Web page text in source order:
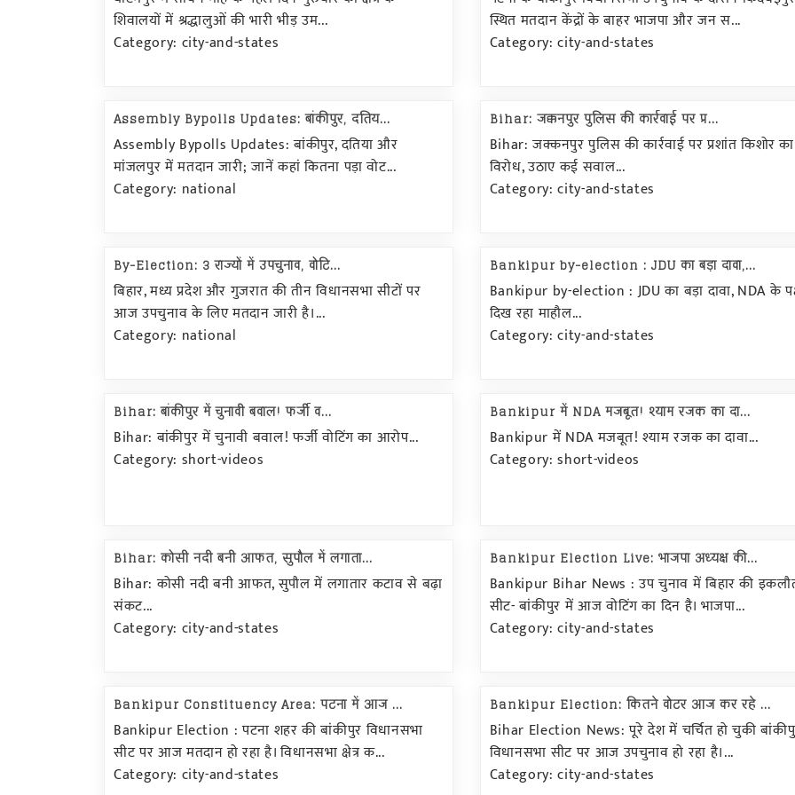
शिवालयों में श्रद्धालुओं की भारी भीड़ उम...
Category: city-and-states
स्थित मतदान केंद्रों के बाहर भाजपा और जन स...
Category: city-and-states
Assembly Bypolls Updates: बांकीपुर, दतिय...
Assembly Bypolls Updates: बांकीपुर, दतिया और
मांजलपुर में मतदान जारी; जानें कहां कितना पड़ा वोट...
Category: national
Bihar: जक्कनपुर पुलिस की कार्रवाई पर प्र...
Bihar: जक्कनपुर पुलिस की कार्रवाई पर प्रशांत किशोर का
विरोध, उठाए कई सवाल...
Category: city-and-states
By-Election: 3 राज्यों में उपचुनाव, वोटि...
बिहार, मध्य प्रदेश और गुजरात की तीन विधानसभा सीटों पर
आज उपचुनाव के लिए मतदान जारी है।...
Category: national
Bankipur by-election : JDU का बड़ा दावा,...
Bankipur by-election : JDU का बड़ा दावा, NDA के
दिख रहा माहौल...
Category: city-and-states
Bihar: बांकीपुर में चुनावी बवाल! फर्जी व...
Bihar: बांकीपुर में चुनावी बवाल! फर्जी वोटिंग का आरोप...
Category: short-videos
Bankipur में NDA मजबूत! श्याम रजक का दा...
Bankipur में NDA मजबूत! श्याम रजक का दावा...
Category: short-videos
Bihar: कोसी नदी बनी आफत, सुपौल में लगाता...
Bihar: कोसी नदी बनी आफत, सुपौल में लगातार कटाव से बढ़ा
संकट...
Category: city-and-states
Bankipur Election Live: भाजपा अध्यक्ष की...
Bankipur Bihar News : उप चुनाव में बिहार की
सीट- बांकीपुर में आज वोटिंग का दिन है। भाजपा...
Category: city-and-states
Bankipur Constituency Area: पटना में आज ...
Bankipur Election : पटना शहर की बांकीपुर विधानसभा
सीट पर आज मतदान हो रहा है। विधानसभा क्षेत्र क...
Category: city-and-states
Bankipur Election: कितने वोटर आज कर रहे ...
Bihar Election News: पूरे देश में चर्चित हो चुकी
विधानसभा सीट पर आज उपचुनाव हो रहा है।...
Category: city-and-states